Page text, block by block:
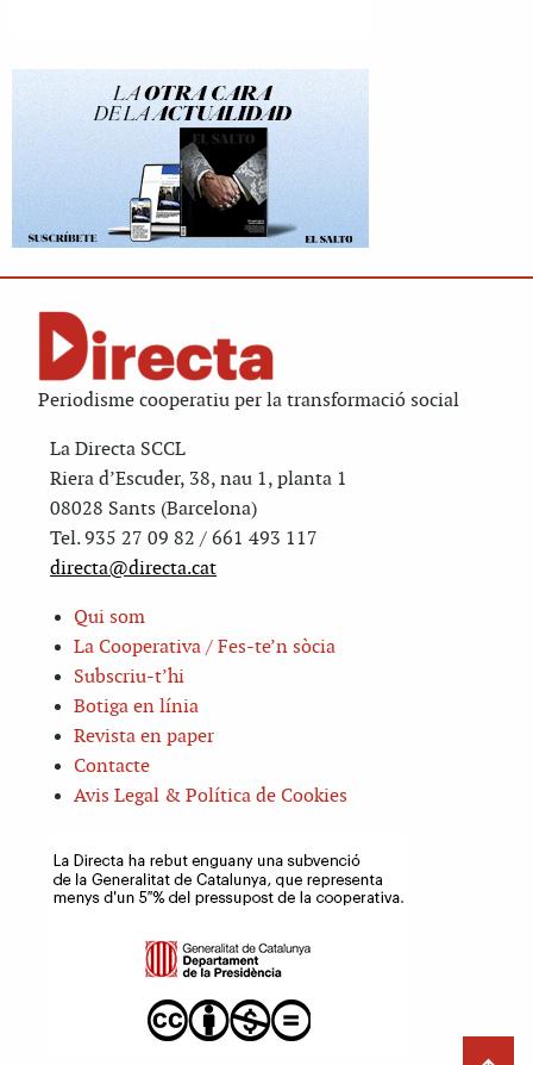
Periodisme cooperatiu per la transformació social
La Directa SCCL
Riera d’Escuder, 38, nau 1, planta 1
08028 Sants (Barcelona)
Tel. 935 27 09 82 / 661 493 117
directa@directa.cat
Qui som
La Cooperativa / Fes-te’n sòcia
Subscriu-t’hi
Botiga en línia
Revista en paper
Contacte
Avis Legal & Política de Cookies